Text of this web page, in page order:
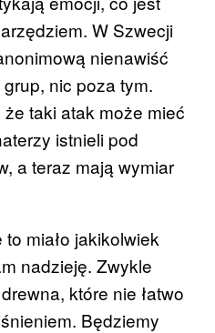
W Szwecji
nienawiść
nic poza tym.
taki atak może mieć
istnieli pod
a teraz mają wymiar
miało jakikolwiek
nadzieję. Zwykle
które nie łatwo
Będziemy